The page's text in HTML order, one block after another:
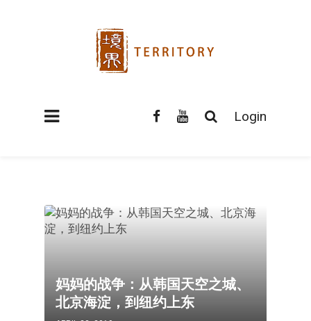
Login
妈妈的战争：从韩国天空之城、
北京海淀，到纽约上东